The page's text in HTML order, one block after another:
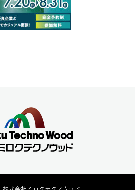
株式会社ミロクテクノウッド